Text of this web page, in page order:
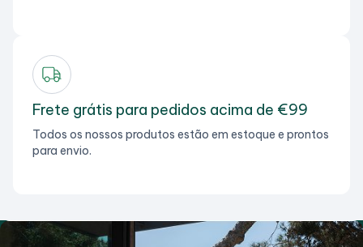
Frete grátis para pedidos acima de €99
Todos os nossos produtos estão em estoque e prontos
para envio.